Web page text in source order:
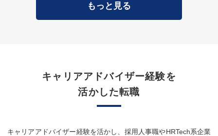
もっと見る
キャリアアドバイザー経験を
活かした転職
キャリアアドバイザー経験を活かし、採用人事職やHRTech系企業